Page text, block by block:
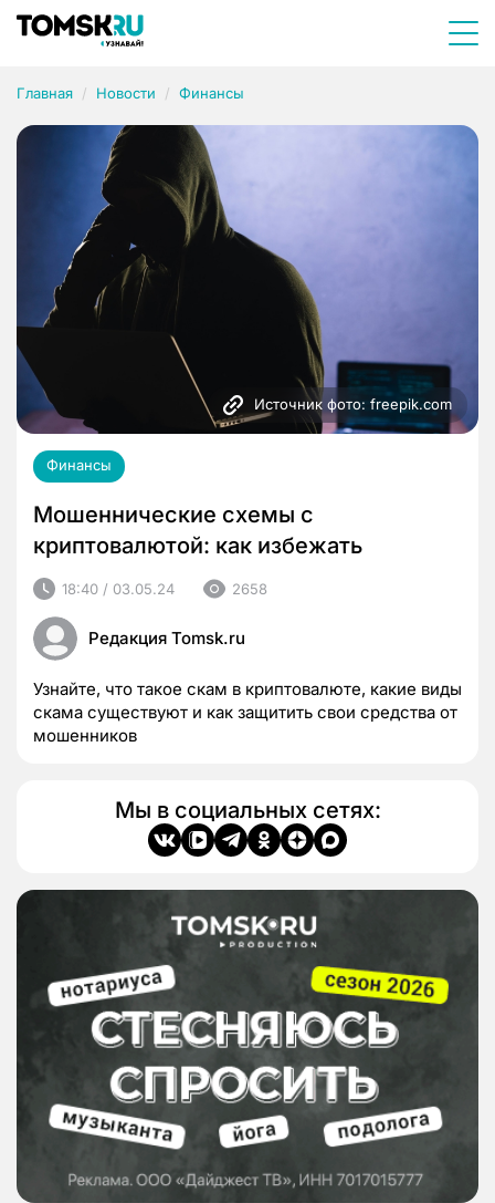
Главная Новости Финансы
Источник фото: freepik.com
Финансы
Мошеннические схемы с
криптовалютой: как избежать
18:40 / 03.05.24 2658
Редакция Tomsk.ru
Узнайте, что такое скам в криптовалюте, какие виды
скама существуют и как защитить свои средства от
мошенников
Мы в социальных сетях: